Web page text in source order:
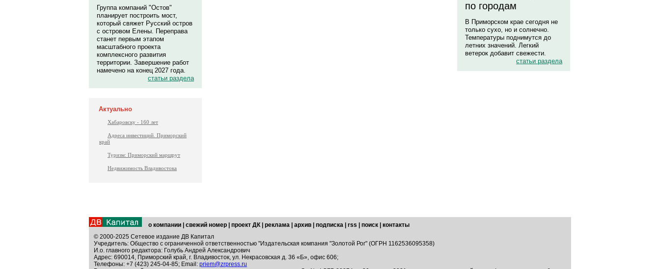
Группа компаний "Остов"
планирует построить мост,
который свяжет Русский остров
с островом Елены. Переправа
станет первым этапом
масштабного проекта
комплексного развития
территории. Завершение работ
намечено на конец 2027 года.
статьи раздела
Актуально
Хабаровску - 160 лет
Адреса инвестиций. Приморский
край
Туризм: Приморский маршрут
Недвижимость Владивостока
по городам
В Приморском крае сегодня не
только сухо, но и солнечно.
Температуры поднимутся до
летних значений. Легкий
ветерок добавит свежести.
статьи раздела
о компании свежий номер проект ДК реклама архив подписка rss поиск
контакты
© 2000-2025 Сетевое издание ДВ Капитал
Учредитель: Общество с ограниченной ответственностью "Издательская компания "Золотой Рог" (ОГРН 1162536095358)
И.о. главного редактора: Голубь Андрей Александрович
Адрес: 690014, Приморский край, г. Владивосток, ул. Некрасовская д. 36 «Б», офис 606;
Телефоны: +7 (423) 245-04-85; Email: priem@zrpress.ru